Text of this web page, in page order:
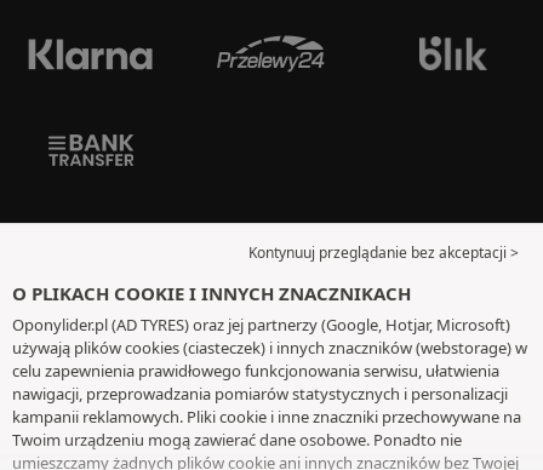
Kontynuuj przeglądanie bez akceptacji >
O PLIKACH COOKIE I INNYCH ZNACZNIKACH
Oponylider.pl (AD TYRES) oraz jej partnerzy (Google, Hotjar, Microsoft)
używają plików cookies (ciasteczek) i innych znaczników (webstorage) w
celu zapewnienia prawidłowego funkcjonowania serwisu, ułatwienia
nawigacji, przeprowadzania pomiarów statystycznych i personalizacji
kampanii reklamowych. Pliki cookie i inne znaczniki przechowywane na
Twoim urządzeniu mogą zawierać dane osobowe. Ponadto nie
umieszczamy żadnych plików cookie ani innych znaczników bez Twojej